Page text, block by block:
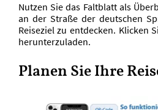
Nutzen Sie das Faltblatt als
an der Straße der deutschen
Reiseziel zu entdecken. Klicken
herunterzuladen.
Planen Sie Ihre